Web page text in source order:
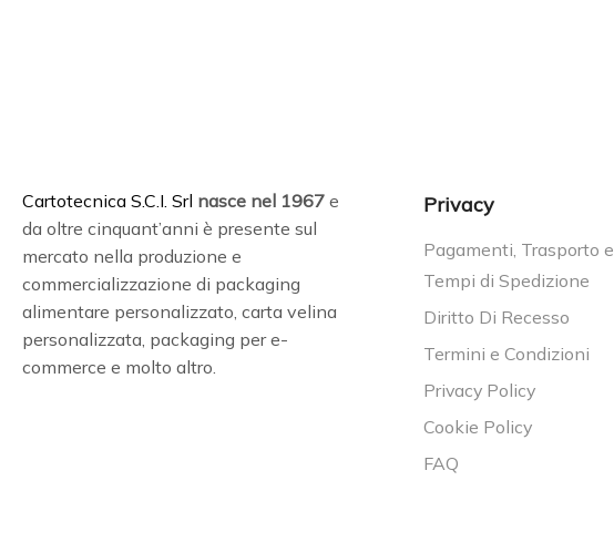
Cartotecnica S.C.I. Srl nasce nel 1967 e
da oltre cinquant’anni è presente sul
mercato nella produzione e
commercializzazione di packaging
alimentare personalizzato, carta velina
personalizzata, packaging per e-
commerce e molto altro.
Privacy
Pagamenti, Trasporto e
Tempi di Spedizione
Diritto Di Recesso
Termini e Condizioni
Privacy Policy
Cookie Policy
FAQ